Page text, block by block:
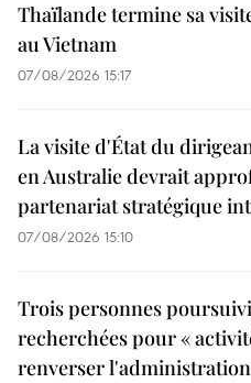
Thaïlande termine sa
au Vietnam
07/08/2026 15:17
La visite d'État du
en Australie devrait
partenariat stratégique
07/08/2026 15:10
Trois personnes
recherchées pour «
renverser